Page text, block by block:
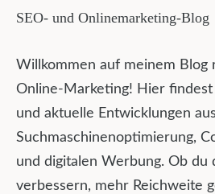
SEO- und Onlinemarketing-Blog
Willkommen auf meinem Blog
Online-Marketing! Hier findest
und aktuelle Entwicklungen
Suchmaschinenoptimierung,
und digitalen Werbung. Ob du
verbessern, mehr Reichweite